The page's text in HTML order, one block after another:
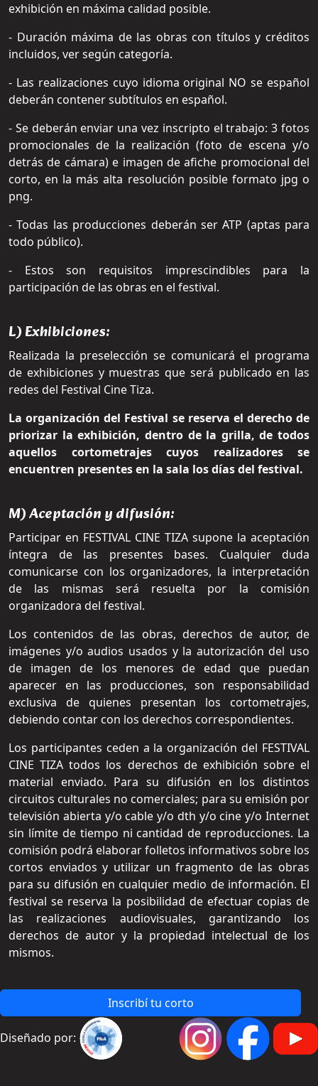
exhibición en máxima calidad posible.
- Duración máxima de las obras con títulos y créditos
incluidos, ver según categoría.
- Las realizaciones cuyo idioma original NO se español
deberán contener subtítulos en español.
- Se deberán enviar una vez inscripto el trabajo: 3 fotos
promocionales de la realización (foto de escena y/o
detrás de cámara) e imagen de afiche promocional del
corto, en la más alta resolución posible formato jpg o
png.
- Todas las producciones deberán ser ATP (aptas para
todo público).
- Estos son requisitos imprescindibles para la
participación de las obras en el festival.
L) Exhibiciones:
Realizada la preselección se comunicará el programa
de exhibiciones y muestras que será publicado en las
redes del Festival Cine Tiza.
La organización del Festival se reserva el derecho de
priorizar la exhibición, dentro de la grilla, de todos
aquellos cortometrajes cuyos realizadores se
encuentren presentes en la sala los días del festival.
M) Aceptación y difusión:
Participar en FESTIVAL CINE TIZA supone la aceptación
íntegra de las presentes bases. Cualquier duda
comunicarse con los organizadores, la interpretación
de las mismas será resuelta por la comisión
organizadora del festival.
Los contenidos de las obras, derechos de autor, de
imágenes y/o audios usados y la autorización del uso
de imagen de los menores de edad que puedan
aparecer en las producciones, son responsabilidad
exclusiva de quienes presentan los cortometrajes,
debiendo contar con los derechos correspondientes.
Los participantes ceden a la organización del FESTIVAL
CINE TIZA todos los derechos de exhibición sobre el
material enviado. Para su difusión en los distintos
circuitos culturales no comerciales; para su emisión por
televisión abierta y/o cable y/o dth y/o cine y/o Internet
sin límite de tiempo ni cantidad de reproducciones. La
comisión podrá elaborar folletos informativos sobre los
cortos enviados y utilizar un fragmento de las obras
para su difusión en cualquier medio de información. El
festival se reserva la posibilidad de efectuar copias de
las realizaciones audiovisuales, garantizando los
derechos de autor y la propiedad intelectual de los
mismos.
Inscribí tu corto
Diseñado por: